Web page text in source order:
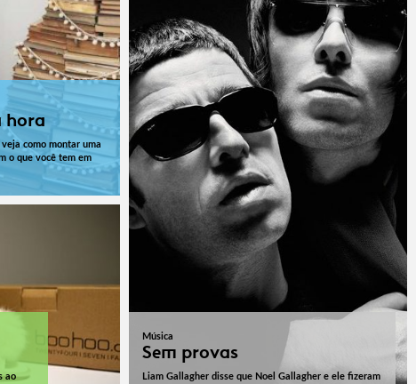
hora
como montar uma
o que você tem em
ao
Música
Sem provas
Liam Gallagher disse que Noel Gallagher e ele fizeram